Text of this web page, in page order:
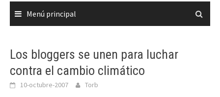
Menú principal
Los bloggers se unen para luchar
contra el cambio climático
10-octubre-2007 Torb